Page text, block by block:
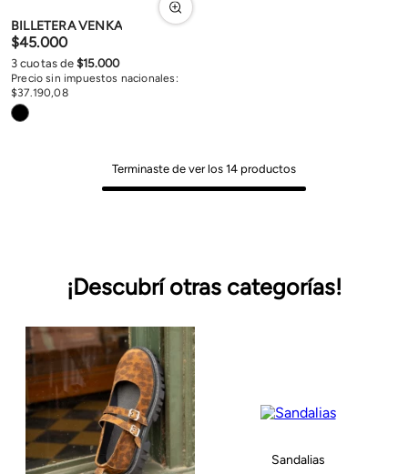
BILLETERA VENKA
$45.000
Precio sin impuestos nacionales:
$37.190,08
3 cuotas de$15.000
Terminaste de ver los 14 productos
¡Descubrí otras categorías!
Sandalias